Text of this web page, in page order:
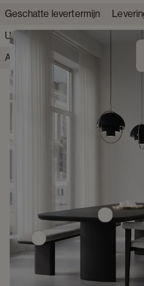
Hittebestendig
Geschatte levertermijn
Uit voorraad leverbaar
Alle montage gereedschap